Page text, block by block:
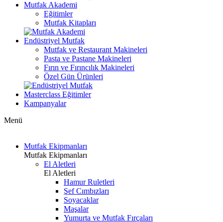
Mutfak Akademi
Eğitimler
Mutfak Kitapları
Endüstriyel Mutfak
Mutfak ve Restaurant Makineleri
Pasta ve Pastane Makineleri
Fırın ve Fırıncılık Makineleri
Özel Gün Ürünleri
Masterclass Eğitimler
Kampanyalar
Menü
Mutfak Ekipmanları
Mutfak Ekipmanları
El Aletleri
El Aletleri
Hamur Ruletleri
Şef Cımbızları
Soyacaklar
Maşalar
Yumurta ve Mutfak Fırçaları